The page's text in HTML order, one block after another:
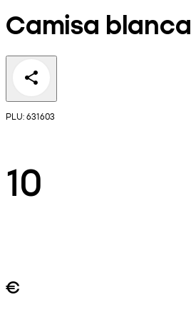
Camisa blanca
PLU: 631603
10
€